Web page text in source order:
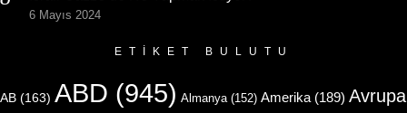
6 Mayıs 2024
ETIKET BULUTU
AB (163) ABD (945) Almanya (152) Amerika (189) Avrupa